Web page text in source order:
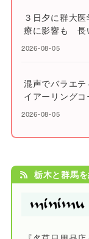
３日夕に群大
療に影響も 長
2026-08-05
混声でバラエ
イアーリング
2026-08-05
栃木と群馬